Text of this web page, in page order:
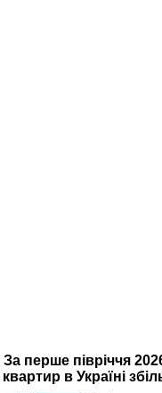
За перше півріччя
квартир в Україні